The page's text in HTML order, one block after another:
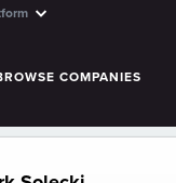
COMPANIES